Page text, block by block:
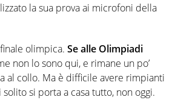
la sua prova ai microfoni della
olimpica. Se alle Olimpiadi
non lo sono qui, e rimane un po’
al collo. Ma è difficile avere rimpianti
si porta a casa tutto, non oggi.